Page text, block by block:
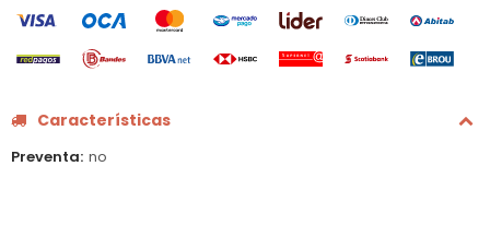
Características
Preventa no